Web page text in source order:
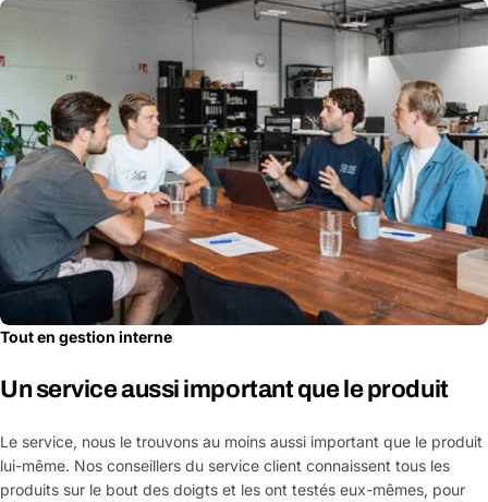
Tout en gestion interne
Un service aussi important que le produit
Le service, nous le trouvons au moins aussi important que le produit
lui-même. Nos conseillers du service client connaissent tous les
produits sur le bout des doigts et les ont testés eux-mêmes, pour